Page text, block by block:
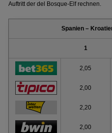
Auftritt der del Bosque-Elf rechnen.
Spanien –
1
2,05
2,00
2,20
2,00